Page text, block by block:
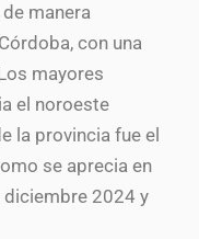
manera
con una
mayores
el noroeste
la provincia fue el
se aprecia en
diciembre 2024 y